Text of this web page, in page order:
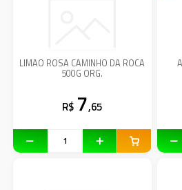
LIMAO ROSA CAMINHO DA ROCA
500G ORG.
R$ 7,65